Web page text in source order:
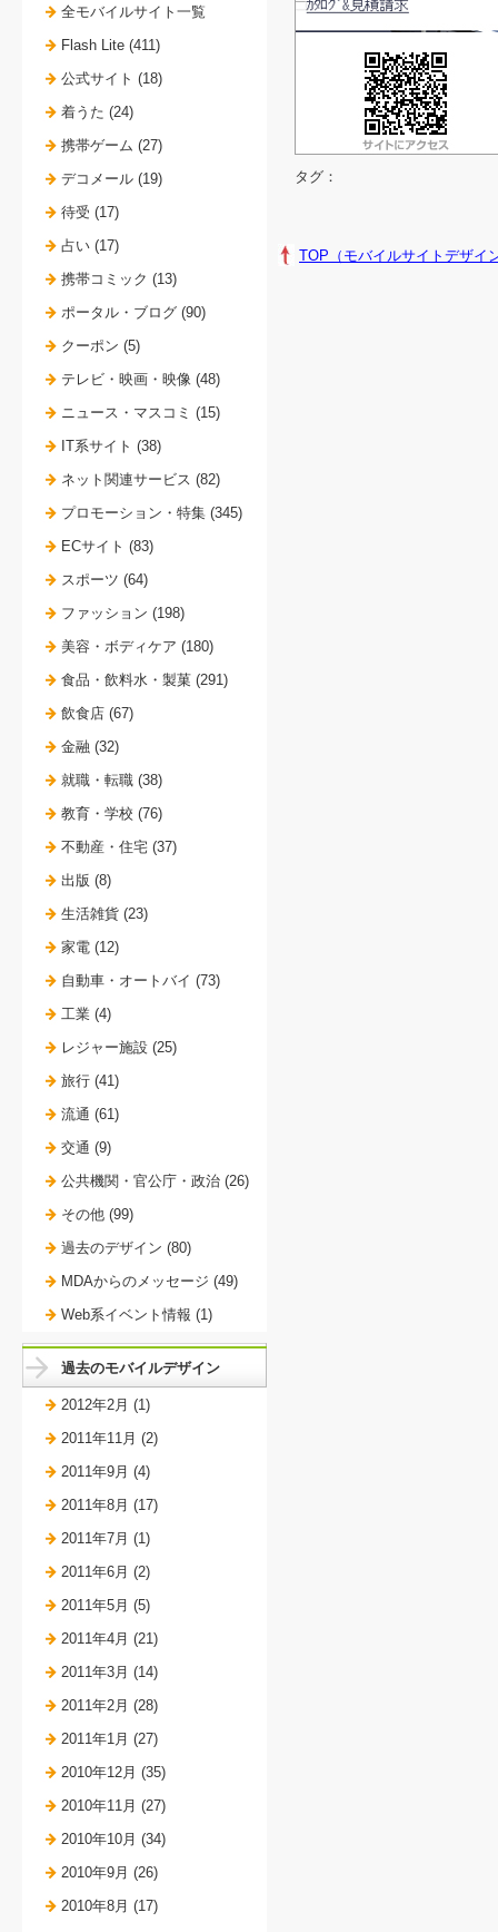
タグ：
TOP（モバイルサイトデザ
全モバイルサイト一覧
Flash Lite (411)
公式サイト (18)
着うた (24)
携帯ゲーム (27)
デコメール (19)
待受 (17)
占い (17)
携帯コミック (13)
ポータル・ブログ (90)
クーポン (5)
テレビ・映画・映像 (48)
ニュース・マスコミ (15)
IT系サイト (38)
ネット関連サービス (82)
プロモーション・特集 (345)
ECサイト (83)
スポーツ (64)
ファッション (198)
美容・ボディケア (180)
食品・飲料水・製菓 (291)
飲食店 (67)
金融 (32)
就職・転職 (38)
教育・学校 (76)
不動産・住宅 (37)
出版 (8)
生活雑貨 (23)
家電 (12)
自動車・オートバイ (73)
工業 (4)
レジャー施設 (25)
旅行 (41)
流通 (61)
交通 (9)
公共機関・官公庁・政治 (26)
その他 (99)
過去のデザイン (80)
MDAからのメッセージ (49)
Web系イベント情報 (1)
過去のモバイルデザイン
2012年2月 (1)
2011年11月 (2)
2011年9月 (4)
2011年8月 (17)
2011年7月 (1)
2011年6月 (2)
2011年5月 (5)
2011年4月 (21)
2011年3月 (14)
2011年2月 (28)
2011年1月 (27)
2010年12月 (35)
2010年11月 (27)
2010年10月 (34)
2010年9月 (26)
2010年8月 (17)